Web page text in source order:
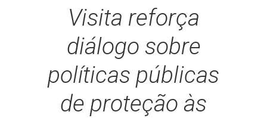
Visita reforça
diálogo sobre
políticas públicas
de proteção às